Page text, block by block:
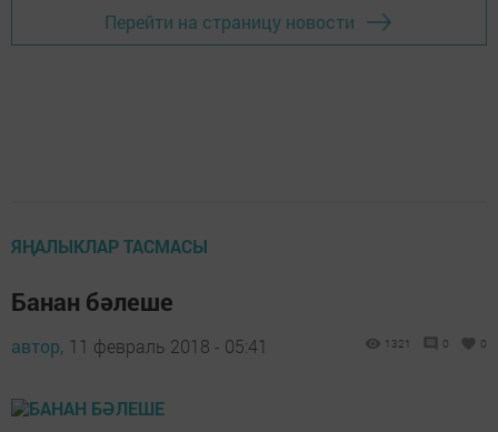
Перейти на страницу новости
ЯҢАЛЫКЛАР ТАСМАСЫ
Банан бәлеше
автор, 11 февраль 2018 - 05:41 1321 0 0